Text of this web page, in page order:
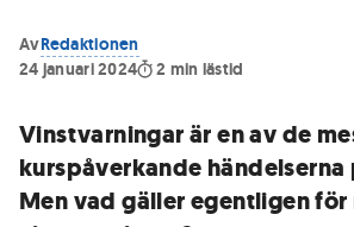
AvRedaktionen
24 januari 2024
2 min lästid
Vinstvarningar är en av de
kurspåverkande händelserna
Men vad gäller egentligen